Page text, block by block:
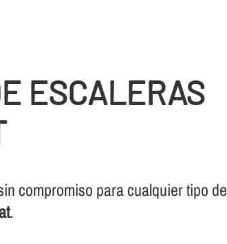
ESCALERAS
compromiso para cualquier tipo de
.